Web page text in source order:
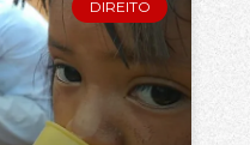
DIREITO